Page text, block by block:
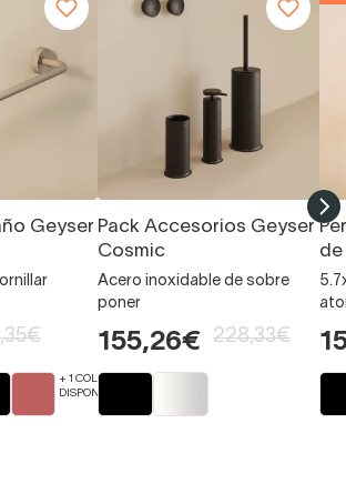
Geyser
+ 1 COLORES
DISPONIBLES
Pack Accesorios Geyser
Cosmic
Acero inoxidable de sobre
poner
155,26€ 228,33€
de